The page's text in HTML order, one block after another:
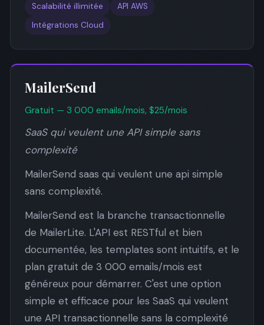
Scalabilité illimitée
API AWS
Intégrations Cloud
MailerSend
Gratuit — 3 000 emails/mois, $25/mois
SaaS qui veulent une API simple sans
complexité
MailerSend saas qui veulent une api simple
sans complexité.
MailerSend est la branche transactionnelle
de MailerLite. L'API est RESTful et bien
documentée, les templates sont intuitifs, et le
plan gratuit de 3 000 emails/mois est
généreux pour démarrer. C'est une option
simple et efficace pour les SaaS qui veulent
une API transactionnelle sans la complexité